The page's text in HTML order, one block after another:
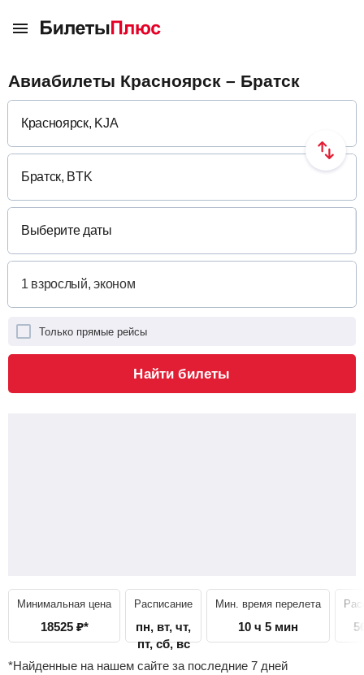
Авиабилеты Красноярск – Братск
Выберите даты
Только прямые рейсы
Найти билеты
Минимальная цена
18525 ₽*
Расписание
пн, вт, чт,
пт, сб, вс
Мин. время перелета
10 ч 5 мин
*Найденные на нашем сайте за последние 7 дней